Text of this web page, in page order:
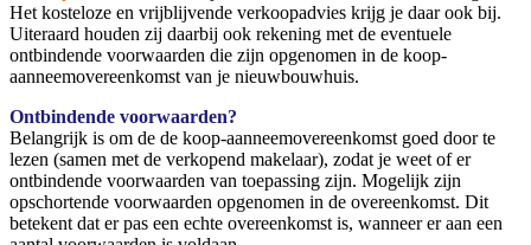
Het kosteloze en vrijblijvende verkoopadvies krijg je daar ook bij.
Uiteraard houden zij daarbij ook rekening met de eventuele
ontbindende voorwaarden die zijn opgenomen in de koop-
aanneemovereenkomst van je nieuwbouwhuis.
Ontbindende voorwaarden?
Belangrijk is om de de koop-aanneemovereenkomst goed door te
lezen (samen met de verkopend makelaar), zodat je weet of er
ontbindende voorwaarden van toepassing zijn. Mogelijk zijn
opschortende voorwaarden opgenomen in de overeenkomst. Dit
betekent dat er pas een echte overeenkomst is, wanneer er aan een